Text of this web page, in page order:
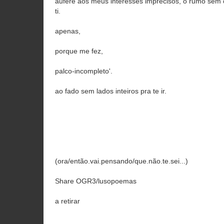
ti.
apenas,
porque me fez,
palco-incompleto'.
ao fado sem lados inteiros pra te ir.
(ora/então.vai.pensando/que.não.te.sei...)
Share OGR3/lusopoemas
a retirar